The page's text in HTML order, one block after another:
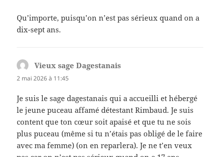
Qu’importe, puisqu’on n’est pas sérieux quand on a
dix-sept ans.
Vieux sage Dagestanais
2 mai 2026 à 11:45
Je suis le sage dagestanais qui a accueilli et hébergé
le jeune puceau affamé détestant Rimbaud. Je suis
content que ton cœur soit apaisé et que tu ne sois
plus puceau (même si tu n’étais pas obligé de le faire
avec ma femme) (on en reparlera). Je ne t’en veux